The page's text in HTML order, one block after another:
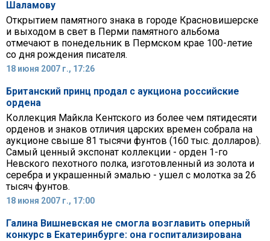
Шаламову
Открытием памятного знака в городе Красновишерске
и выходом в свет в Перми памятного альбома
отмечают в понедельник в Пермском крае 100-летие
со дня рождения писателя.
18 июня 2007 г., 17:26
Британский принц продал с аукциона российские
ордена
Коллекция Майкла Кентского из более чем пятидесяти
орденов и знаков отличия царских времен собрала на
аукционе свыше 81 тысячи фунтов (160 тыс. долларов).
Самый ценный экспонат коллекции - орден 1-го
Невского пехотного полка, изготовленный из золота и
серебра и украшенный эмалью - ушел с молотка за 26
тысяч фунтов.
18 июня 2007 г., 17:00
Галина Вишневская не смогла возглавить оперный
конкурс в Екатеринбурге: она госпитализирована